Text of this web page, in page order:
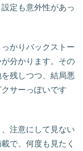
定も意外性があっ
かりバックストー
分かります。その
残しつつ、結局悪
サーっぽいです
注意にして見ない
で、何度も見たく